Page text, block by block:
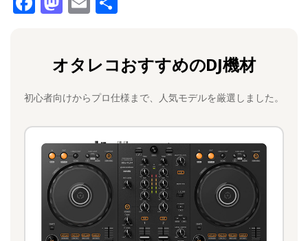
b
o
o
k
o
d
o
n
l
オタレコおすすめのDJ機材
初心者向けからプロ仕様まで、人気モデルを厳選しました。